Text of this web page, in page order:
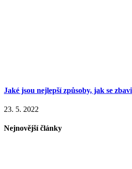
Jaké jsou nejlepší způsoby, jak se
23. 5. 2022
Nejnovější články